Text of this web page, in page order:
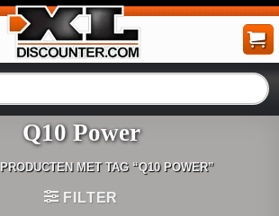
Q10 Power
PRODUCTEN MET TAG “Q10 POWER”
FILTER